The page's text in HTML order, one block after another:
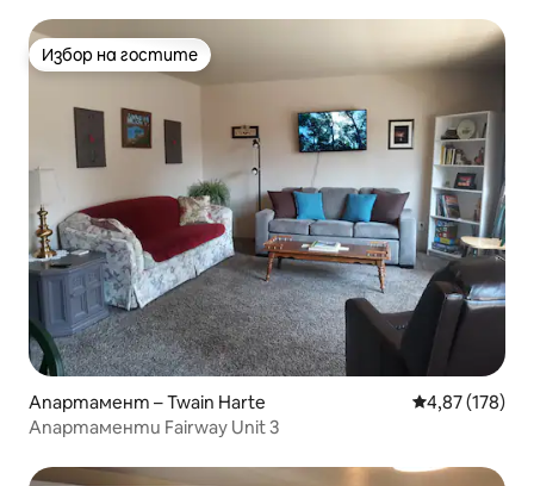
Избор на гостите
Избор на гостите
Апартамент – Twain Harte Средна
4,87 (178)
Апартаменти Fairway Unit 3